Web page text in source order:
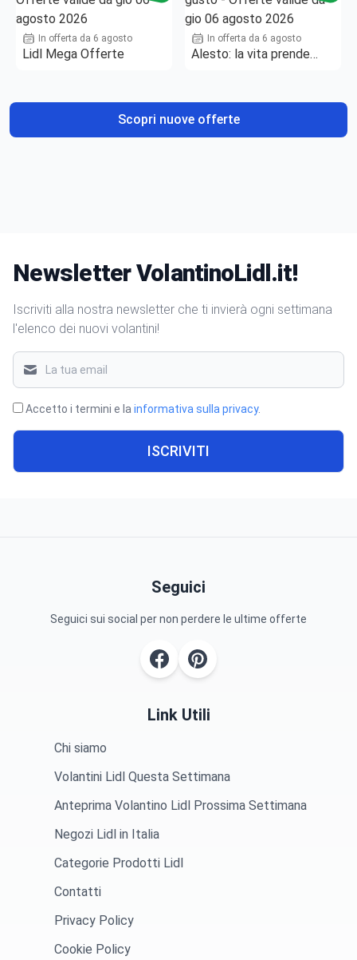
In offerta da 6 agosto
Lidl Mega Offerte
In offerta da 6 agosto
Alesto: la vita prende
Scopri nuove offerte
Newsletter VolantinoLidl.it!
Iscriviti alla nostra newsletter che ti invierà ogni settimana
l'elenco dei nuovi volantini!
Accetto i termini e la informativa sulla privacy.
ISCRIVITI
Seguici
Seguici sui social per non perdere le ultime offerte
Link Utili
Chi siamo
Volantini Lidl Questa Settimana
Anteprima Volantino Lidl Prossima Settimana
Negozi Lidl in Italia
Categorie Prodotti Lidl
Contatti
Privacy Policy
Cookie Policy